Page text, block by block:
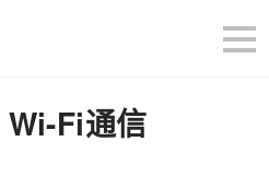
Fi通信